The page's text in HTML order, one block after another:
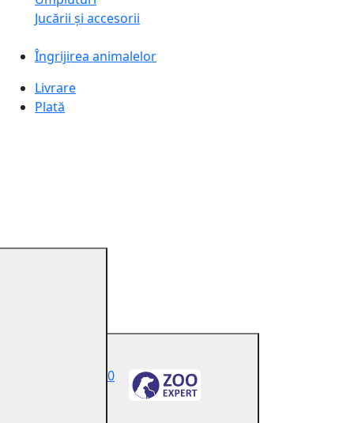
Jucării și accesorii
Îngrijirea animalelor
Livrare
Plată
0